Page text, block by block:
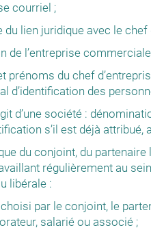
courriel ;
du lien juridique avec le chef
de l’entreprise
prénoms du chef
d’identification des
d’une société :
s’il est déjà
du conjoint, du
régulièrement au
libérale :
par le conjoint, le
salarié ou associé ;